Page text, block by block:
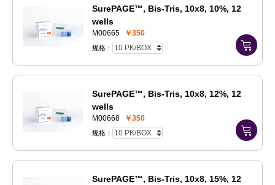
SurePAGE™, Bis-Tris, 10x8, 10%, 12
wells
M00665 ￥350
规格：
SurePAGE™, Bis-Tris, 10x8, 12%, 12
wells
M00668 ￥350
规格：
SurePAGE™, Bis-Tris, 10x8, 15%, 12